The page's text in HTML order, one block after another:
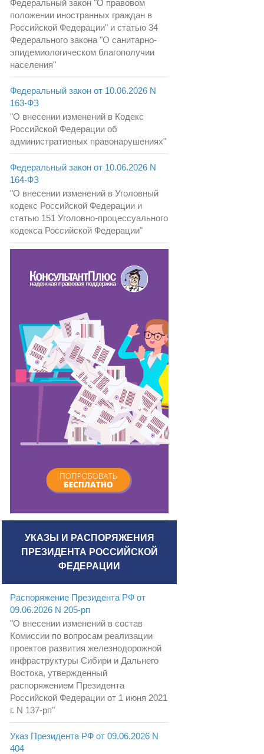
Федеральный закон "О правовом
положении иностранных граждан в
Российской Федерации" и статью 34
Федерального закона "О санитарно-
эпидемиологическом благополучии
населения"
Федеральный закон от 10.06.2026 N
163-ФЗ
"О внесении изменений в Кодекс
Российской Федерации об
административных правонарушениях"
Федеральный закон от 10.06.2026 N
164-ФЗ
"О внесении изменений в Уголовный
кодекс Российской Федерации и
статью 151 Уголовно-процессуального
кодекса Российской Федерации"
УКАЗЫ И РАСПОРЯЖЕНИЯ
ПРЕЗИДЕНТА РОССИЙСКОЙ
ФЕДЕРАЦИИ
Распоряжение Президента РФ от
09.06.2026 N 205-рп
"О внесении изменений в состав
Комиссии по вопросам реализации
проектов развития железнодорожной
инфраструктуры Сибири и Дальнего
Востока, утвержденный
распоряжением Президента
Российской Федерации от 1 июня 2021
г. N 137-рп"
Указ Президента РФ от 09.06.2026 N
404